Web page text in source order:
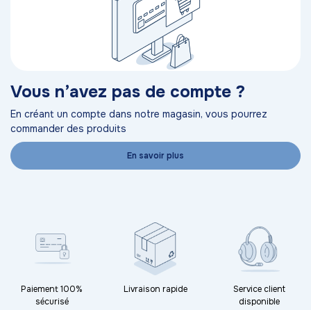
Vous n’avez pas de compte ?
En créant un compte dans notre magasin, vous pourrez
commander des produits
En savoir plus
Paiement 100%
sécurisé
Livraison rapide
Service client
disponible